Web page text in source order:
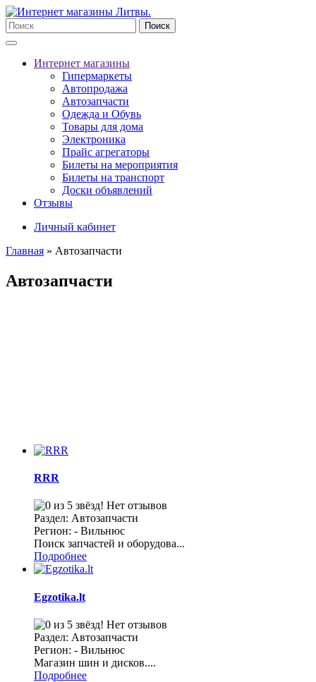
Поиск
Интернет магазины
Гипермаркеты
Автопродажа
Автозапчасти
Одежда и Обувь
Товары для дома
Электроника
Прайс агрегаторы
Билеты на мероприятия
Билеты на транспорт
Доски объявлений
Отзывы
Личный кабинет
Главная » Автозапчасти
Автозапчасти
RRR
Нет отзывов
Раздел: Автозапчасти
Регион: - Вильнюс
Поиск запчастей и оборудова...
Подробнее
Egzotika.lt
Нет отзывов
Раздел: Автозапчасти
Регион: - Вильнюс
Магазин шин и дисков....
Подробнее